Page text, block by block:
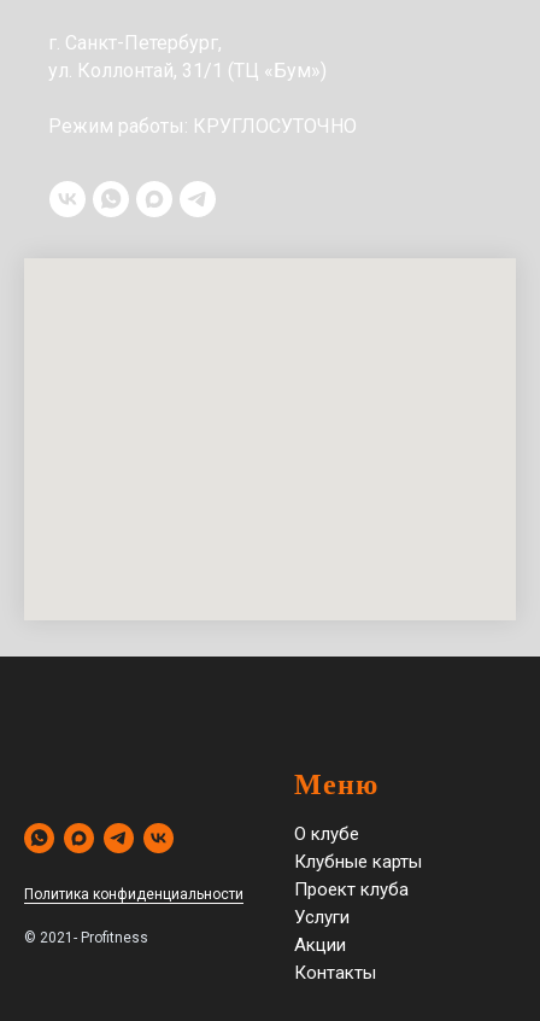
г. Санкт-Петербург,
ул. Коллонтай, 31/1 (ТЦ «Бум»)
Режим работы: КРУГЛОСУТОЧНО
Политика конфиденциальности
© 2021- Profitness
Меню
О клубе
Клубные карты
Проект клуба
Услуги
Акции
Контакты